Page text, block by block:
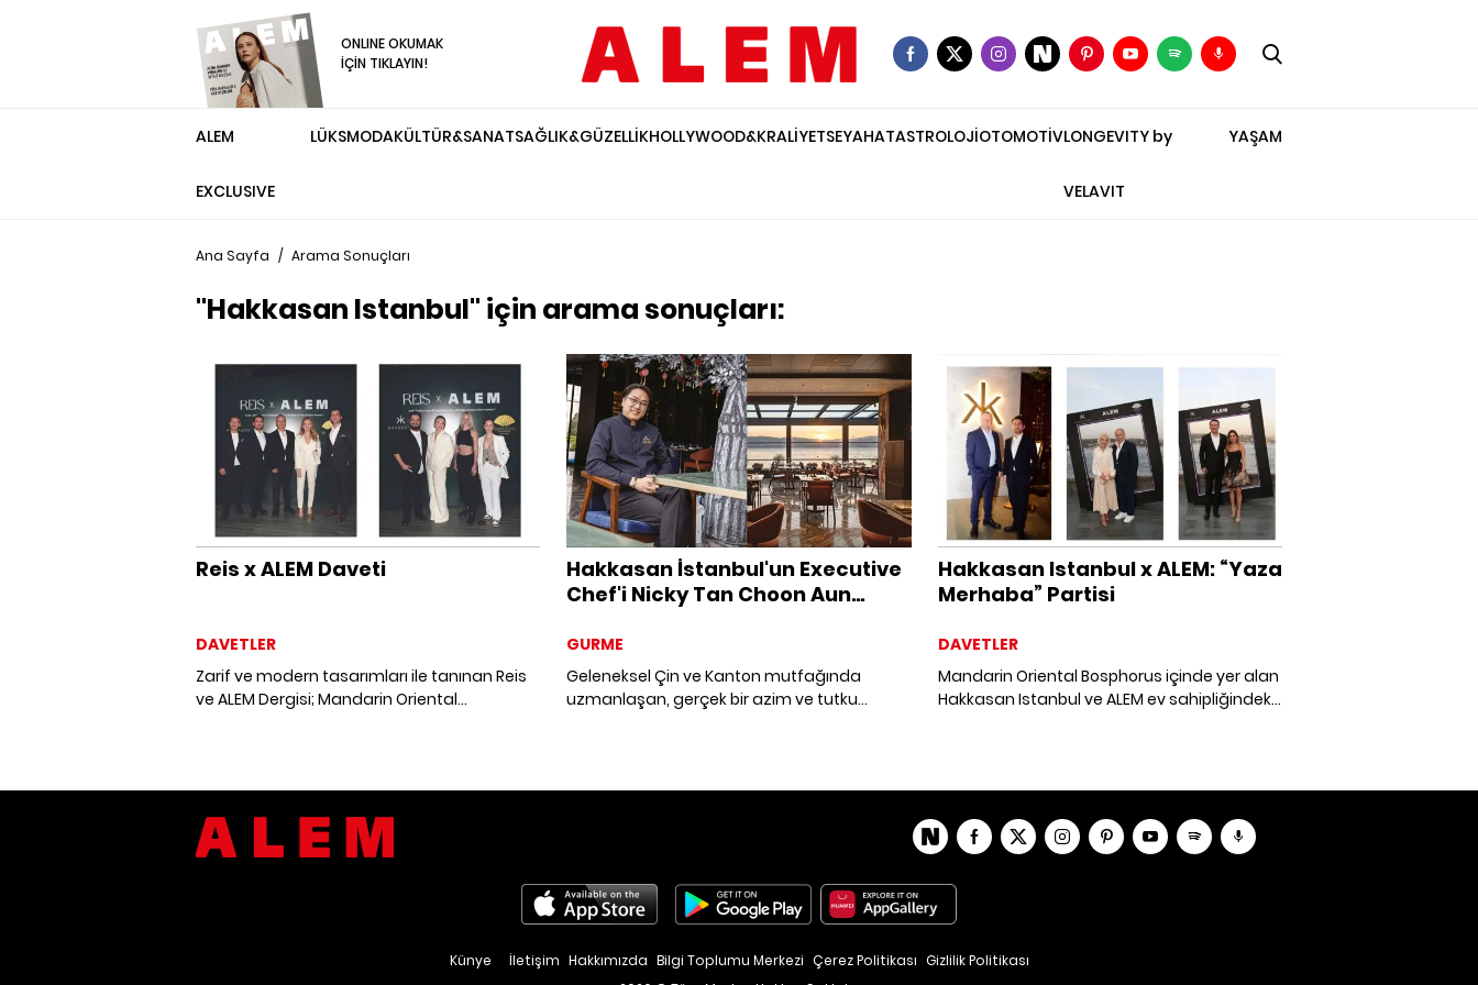
ONLINE OKUMAK
İÇİN TIKLAYIN!
ALEM
EXCLUSIVE
LÜKSMODAKÜLTÜR&SANATSAĞLIK&GÜZELLİKHOLLYWOOD&KRALİYETSEYAHATASTROLOJİOTOMOTİVLONGEVITY by
VELAVIT
YAŞAM
Ana Sayfa / Arama Sonuçları
"Hakkasan Istanbul" için arama sonuçları:
Reis x ALEM Daveti
DAVETLER
Zarif ve modern tasarımları ile tanınan Reis
ve ALEM Dergisi; Mandarin Oriental
koleksiyonu, modern tasarımlarıyla romantik
ambiyansa zarafet ve ışıltı kattı.
Hakkasan İstanbul'un Executive
Chef'i Nicky Tan Choon Aun
GURME
Geleneksel Çin ve Kanton mutfağında
uzmanlaşan, gerçek bir azim ve tutku
yolculuğuna eşlik ediyoruz.
Hakkasan Istanbul x ALEM: “Yaza
Merhaba” Partisi
DAVETLER
Mandarin Oriental Bosphorus içinde yer alan
Hakkasan Istanbul ve ALEM ev sahipliğindeki
leziz örnekleri sunuldu.
Künye İletişim Hakkımızda Bilgi Toplumu Merkezi Çerez Politikası Gizlilik Politikası